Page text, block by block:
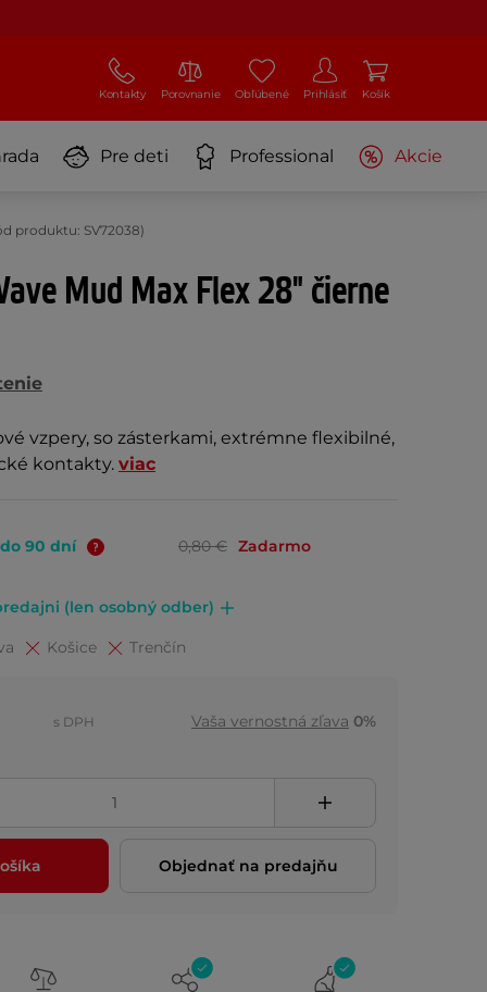
Kontakty Porovnanie Obľúbené Prihlásiť Košík
Pre deti Professional Akcie
produktu: SV72038)
Mud Max Flex 28" čierne
vzpery, so zásterkami, extrémne flexibilné,
kontakty. viac
90 dní 0,80 € Zadarmo
(len osobný odber)
Košice Trenčín
s DPH Vaša vernostná zľava 0%
Objednať na predajňu